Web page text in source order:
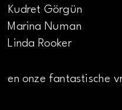
Kudret Görgün
Marina Numan
Linda Rooker
en onze fantastische